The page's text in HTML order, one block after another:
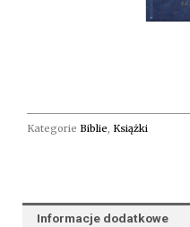
Kategorie Biblie, Książki
Informacje dodatkowe